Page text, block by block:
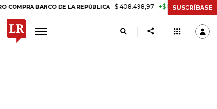
BANCO DE LA REPÚBLICA $ 408.498,97 +$ 8.753,81 +2,19%
SUSCRÍBASE